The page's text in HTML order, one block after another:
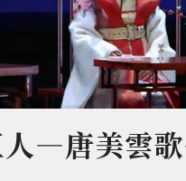
—唐美雲